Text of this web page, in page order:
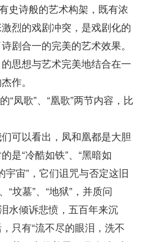
史诗般的艺术构架，既有浓
烈的戏剧冲突，是戏剧化的
剧合一的完美的艺术效果。
想与艺术完美地结合在一
作。
歌”、“凰歌”两节内容，比
以看出，凤和凰都是大胆
是“冷酷如铁”、“黑暗如
宇宙”，它们诅咒与否定这旧
“坟墓”、“地狱”，并质问
水倾诉悲愤，五百年来沉
只有“流不尽的眼泪，洗不